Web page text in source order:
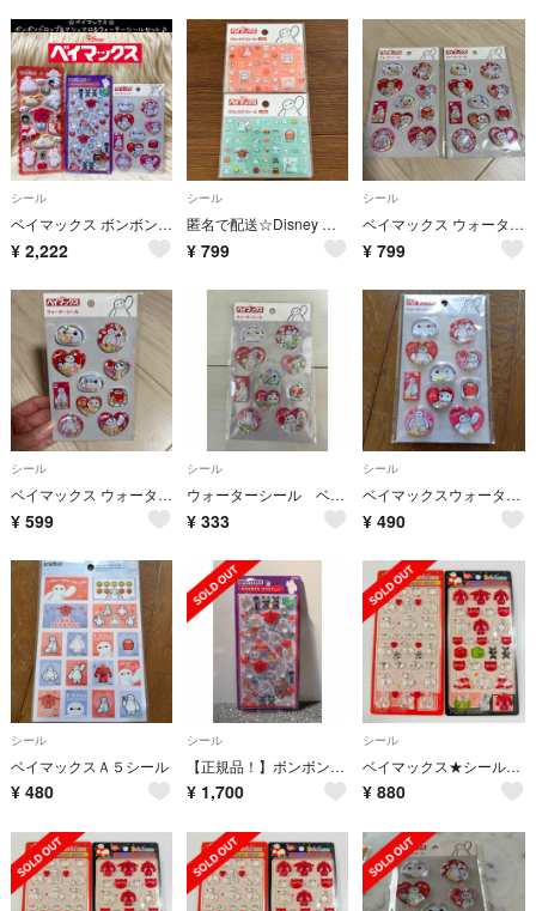
シール
ベイマックス ボンボンドロップ マシュマロ ウォーター シール セット
¥ 2,222
シール
匿名で配送☆Disney ブロックデコシール ベイマックス タイルシール
¥ 799
シール
ベイマックス ウォーターシール 2枚
¥ 799
シール
ベイマックス ウォーターシール
¥ 599
シール
ウォーターシール ベイマックス
¥ 333
シール
ベイマックスウォーターシール
¥ 490
シール
ベイマックスＡ５シール
¥ 480
シール
【正規品！】ボンボンドロップシール ディズニー ベイマックス
¥ 1,700
シール
ベイマックス★シール2枚セット♪
¥ 880